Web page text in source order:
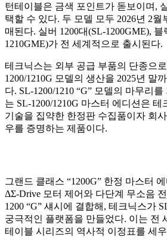
턴테이블은 금색 포인트가 돋보이며,
택할 수 있다. 두 모델 모두 2026년 2
매된다. 실버 1200대(SL-1200GME), 블
1210GME)가 전 세계적으로 출시된다.
테크닉스는 외부 공급 부품의 단종으
1200/1210G 모델의 생산을 2025년 말
다. SL-1200/1210 “G” 모델의 마무리
는 SL-1200/1210G 마스터 에디션은
기술을 집약한 한정판 수집품이자 회
우를 증명하는 제품이다.
그랜드 클래스 “1200G” 한정 마스터
ΔΣ-Drive 모터 제어와 다단계 무소음
1200 “G” 섀시에 결합해, 테크닉스가
궁극적인 플랫폼을 만들었다. 이는 전
테이블 시리즈의 역사적 이정표를 세